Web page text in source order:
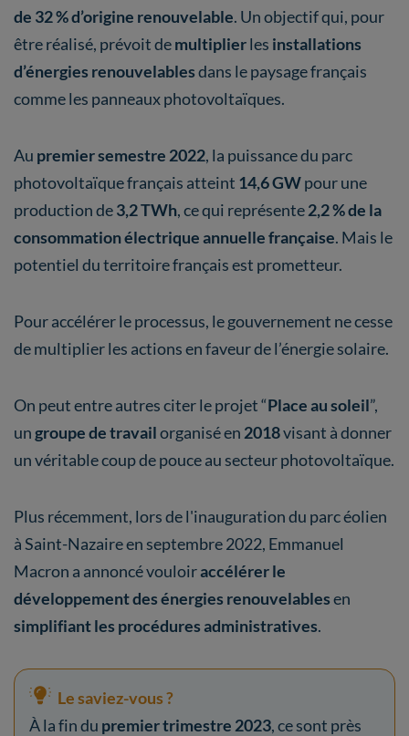
de 32 % d’origine renouvelable. Un objectif qui, pour
être réalisé, prévoit demultiplierles installations
d’énergies renouvelablesdans le paysage français
comme les panneaux photovoltaïques.
Au premier semestre 2022, la puissance du parc
photovoltaïque français atteint 14,6 GWpour une
production de3,2 TWh, ce qui représente2,2 % de la
consommation électrique annuelle française. Mais le
potentiel du territoire français est prometteur.
Pour accélérer le processus, le gouvernement ne cesse
de multiplier les actions en faveur de l’énergie solaire.
On peut entre autres citer le projet “Place au soleil”,
ungroupe de travailorganisé en 2018visant à donner
un véritable coup de pouce au secteur photovoltaïque.
Plus récemment, lors de l'inauguration du parc éolien
à Saint-Nazaire en septembre 2022, Emmanuel
Macron a annoncé vouloiraccélérer le
développement des énergies renouvelablesen
simplifiant les procédures administratives.
Le saviez-vous ?
À la fin du premier trimestre 2023, ce sont près